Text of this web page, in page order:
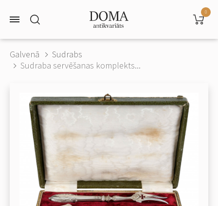
0
Galvenā
Sudrabs
Sudraba servēšanas komplekts...